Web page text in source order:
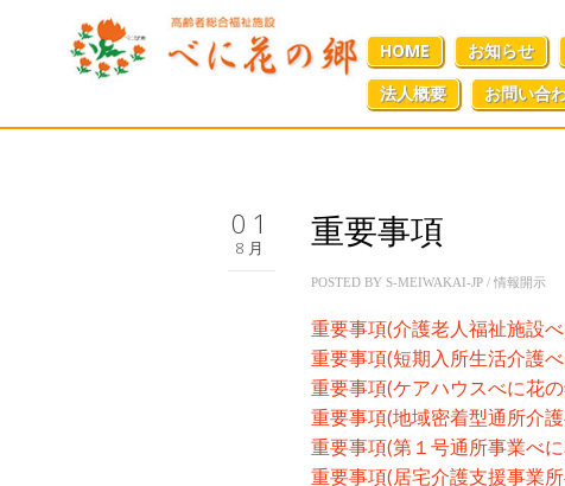
HOME お知らせ
法人概要
お問い合
01
8月 重要事項
POSTED BY S-MEIWAKAI-JP / 情報開示
重要事項(介護老人福祉施設
重要事項(短期入所生活介護
重要事項(ケアハウスべに花の
重要事項(地域密着型通所介
重要事項(第１号通所事業べ
重要事項(居宅介護支援事業